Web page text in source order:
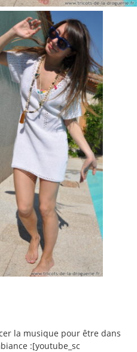
la musique pour être dans
:[youtube_sc